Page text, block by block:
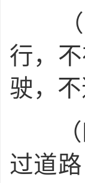
（三
行，
驶，
（四
过道